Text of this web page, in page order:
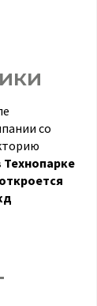
со
Технопарке